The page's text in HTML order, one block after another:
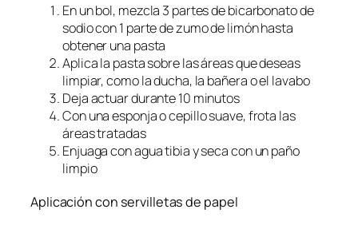
En un bol, mezcla 3 partes de bicarbonato de
sodio con 1 parte de zumo de limón hasta
obtener una pasta
Aplica la pasta sobre las áreas que deseas
limpiar, como la ducha, la bañera o el lavabo
Deja actuar durante 10 minutos
Con una esponja o cepillo suave, frota las
áreas tratadas
Enjuaga con agua tibia y seca con un paño
limpio
Aplicación con servilletas de papel